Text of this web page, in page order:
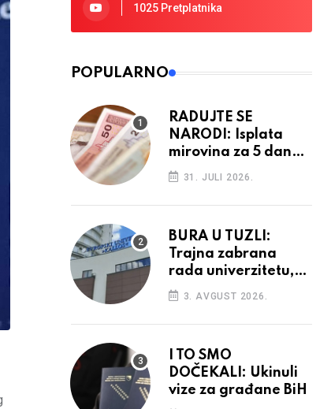
1025 Pretplatnika
POPULARNO
RADUJTE SE
NARODI: Isplata
mirovina za 5 dana,
retroaktivna
povećanja
31. JULI 2026.
BURA U TUZLI:
Trajna zabrana
rada univerzitetu,
provedba sudskih
odluka
3. AVGUST 2026.
I TO SMO
DOČEKALI: Ukinuli
vize za građane BiH